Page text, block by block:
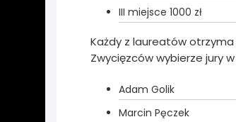
III miejsce 1000 zł
Każdy z laureatów
Zwycięzców wybierze jury
Adam Golik
Marcin Pęczek